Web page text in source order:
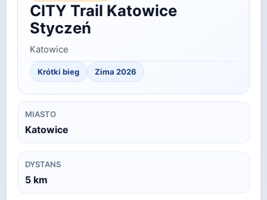
CITY Trail Katowice
Styczeń
Katowice
Krótki bieg Zima 2026
MIASTO
Katowice
DYSTANS
5 km